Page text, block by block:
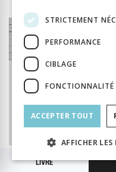
Tableau 64
Parts modales des
travail (pendulaires
pendulaires) dans une
LIVRE
STRICTEMENT
PERFORMANCE
CIBLAGE
FONCTIONNALITÉ
ACCEPTER TOUT
AFFICHER LES